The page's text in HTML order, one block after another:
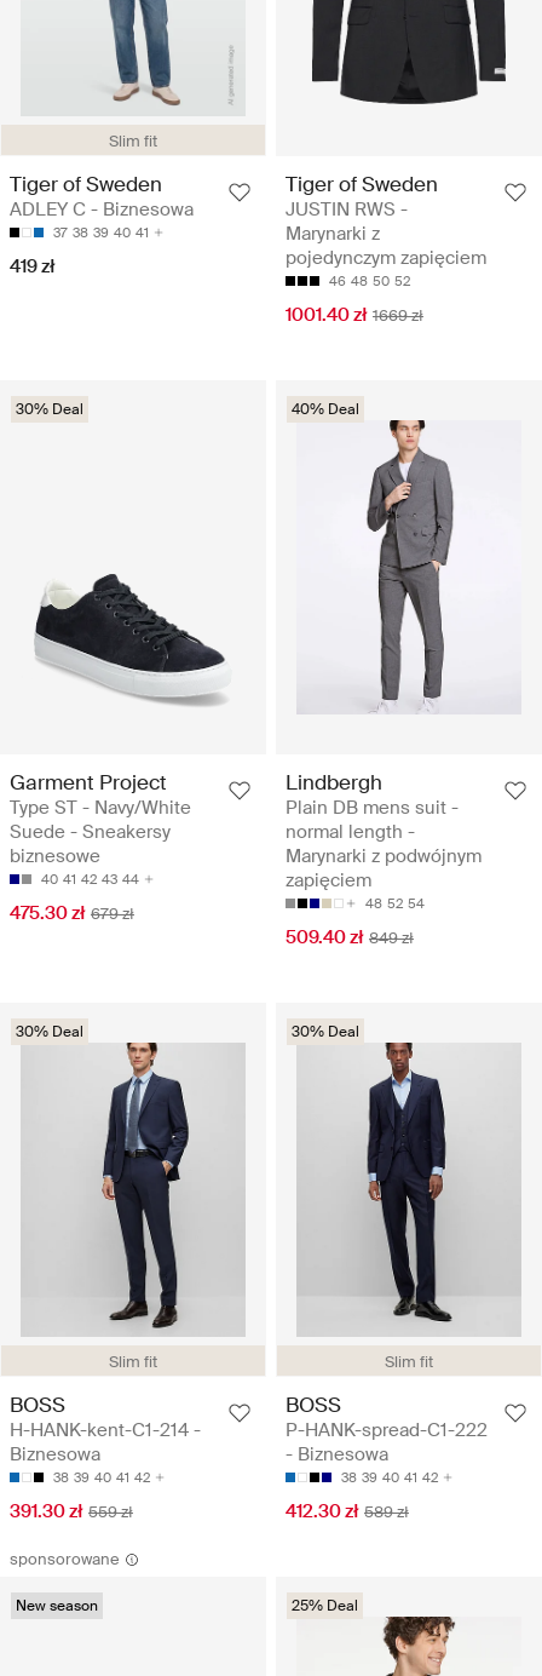
Slim fit
Tiger of Sweden
ADLEY C - Biznesowa
37 38 39 40 41
419 zł
Tiger of Sweden
JUSTIN RWS -
Marynarki z
pojedynczym zapięciem
46 48 50 52
1001.40 zł 1669 zł
30% Deal
Garment Project
Type ST - Navy/White
Suede - Sneakersy
biznesowe
40 41 42 43 44
475.30 zł 679 zł
40% Deal
Lindbergh
Plain DB mens suit -
normal length -
Marynarki z podwójnym
zapięciem
48 52 54
509.40 zł 849 zł
Slim fit
30% Deal
BOSS
H-HANK-kent-C1-214 -
Biznesowa
38 39 40 41 42
391.30 zł 559 zł
Slim fit
30% Deal
BOSS
P-HANK-spread-C1-222
- Biznesowa
38 39 40 41 42
412.30 zł 589 zł
sponsorowane
New season 25% Deal